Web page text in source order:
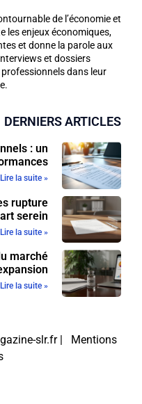
de l’économie et
les enjeux économiques,
et donne la parole aux
et dossiers
dans leur
DERNIERS ARTICLES
: un
Lire la suite »
rupture
serein
Lire la suite »
marché
Lire la suite »
slr.fr | Mentions